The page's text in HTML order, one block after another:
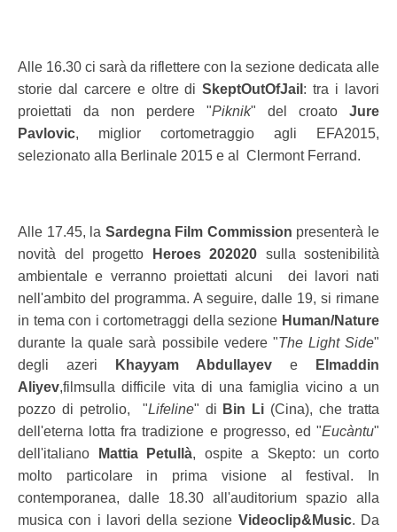
Alle 16.30 ci sarà da riflettere con la sezione dedicata alle
storie dal carcere e oltre diSkeptOutOfJail : tra i lavori
proiettati da non perdere "Piknik" del croato Jure
Pavlovic, miglior cortometraggio agli EFA2015,
selezionato alla Berlinale 2015 e al Clermont Ferrand.
Alle 17.45, la Sardegna Film Commission presenterà le
novità del progetto
Heroes 202020 sulla sostenibilità
ambientale e verranno proiettati alcuni dei lavori nati
nell'ambito del programma. A seguire, dalle 19, si rimane
in tema con i cortometraggi della sezione Human/Nature
durante la quale sarà possibile vedere "The Light Side"
degli azeri
Khayyam Abdullayev e
Elmaddin
Aliyev,filmsulla difficile vita di una famiglia vicino a un
pozzo di petrolio, "Lifeline" di Bin Li (Cina), che tratta
dell'eterna lotta fra tradizione e progresso, ed "Eucàntu"
dell'italiano
Mattia Petullà, ospite a Skepto: un corto
molto particolare in prima visione al festival. In
contemporanea, dalle 18.30 all'auditorium spazio alla
musica con i lavori della sezione Videoclip&Music. Da